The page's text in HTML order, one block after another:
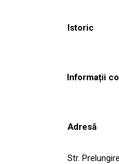
Istoric
Informații
Adresă
Str.